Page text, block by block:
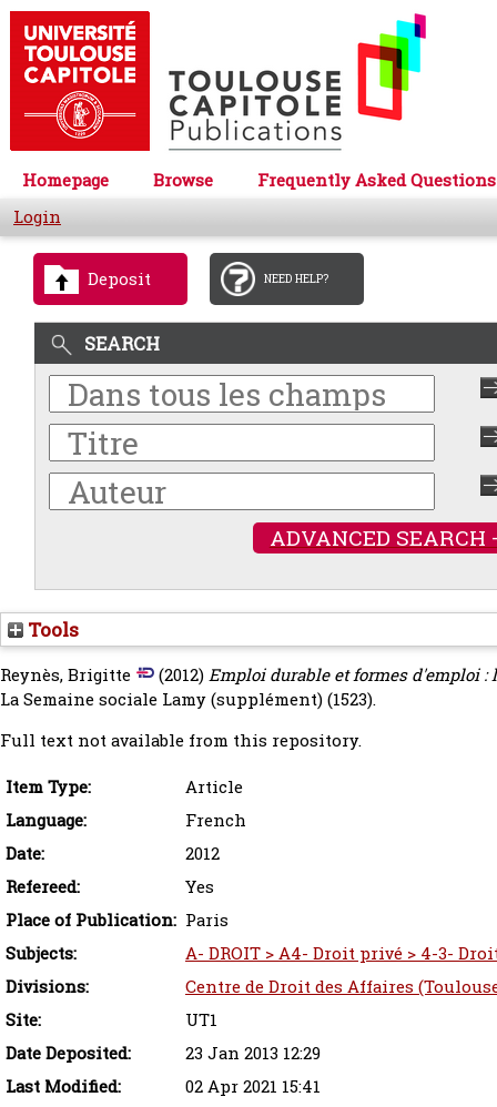
Homepage Browse
Frequently Asked Questions
Login
Deposit NEED HELP?
SEARCH
ADVANCED SEARCH
Tools
Reynès, Brigitte (2012)Emploi durable et formes d'emploi
La Semaine sociale Lamy (supplément) (1523).
Full text not available from this repository.
Item Type:
Article
Language:
French
Date:
2012
Refereed:
Yes
Place of Publication: Paris
Subjects:
A- DROIT > A4- Droit privé > 4-3-
Divisions:
Centre de Droit des Affaires
Site:
UT1
Date Deposited:
23 Jan 2013 12:29
Last Modified:
02 Apr 2021 15:41